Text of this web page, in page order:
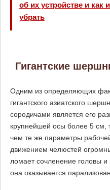
об их устройстве и как
убрать
Гигантские
Одним из определяющих
гигантского азиатского
сородичами является его
крупнейшей осы более 5 см,
чем те же параметры
движением челюстей
ломает сочленение головы и
она оказывается